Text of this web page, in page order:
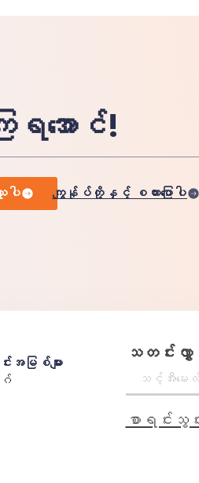
ကြရအောင်!
ါ ကျွန်ုပ်တို့နှင့် စကားပြောပါ
အမြစ်များ
ဂ်
သတင်းလွှာ
စာရင်းသွင်